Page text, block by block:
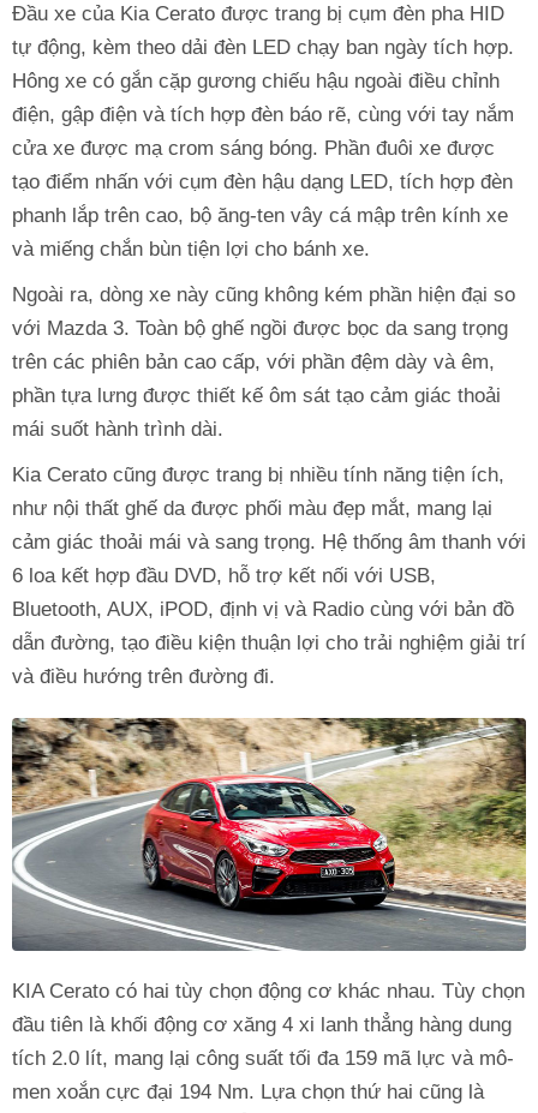
Đầu xe của Kia Cerato được trang bị cụm đèn pha HID
tự động, kèm theo dải đèn LED chạy ban ngày tích hợp.
Hông xe có gắn cặp gương chiếu hậu ngoài điều chỉnh
điện, gập điện và tích hợp đèn báo rẽ, cùng với tay nắm
cửa xe được mạ crom sáng bóng. Phần đuôi xe được
tạo điểm nhấn với cụm đèn hậu dạng LED, tích hợp đèn
phanh lắp trên cao, bộ ăng-ten vây cá mập trên kính xe
và miếng chắn bùn tiện lợi cho bánh xe.
Ngoài ra, dòng xe này cũng không kém phần hiện đại so
với Mazda 3. Toàn bộ ghế ngồi được bọc da sang trọng
trên các phiên bản cao cấp, với phần đệm dày và êm,
phần tựa lưng được thiết kế ôm sát tạo cảm giác thoải
mái suốt hành trình dài.
Kia Cerato cũng được trang bị nhiều tính năng tiện ích,
như nội thất ghế da được phối màu đẹp mắt, mang lại
cảm giác thoải mái và sang trọng. Hệ thống âm thanh với
6 loa kết hợp đầu DVD, hỗ trợ kết nối với USB,
Bluetooth, AUX, iPOD, định vị và Radio cùng với bản đồ
dẫn đường, tạo điều kiện thuận lợi cho trải nghiệm giải trí
và điều hướng trên đường đi.
KIA Cerato có hai tùy chọn động cơ khác nhau. Tùy chọn
đầu tiên là khối động cơ xăng 4 xi lanh thẳng hàng dung
tích 2.0 lít, mang lại công suất tối đa 159 mã lực và mô-
men xoắn cực đại 194 Nm. Lựa chọn thứ hai cũng là